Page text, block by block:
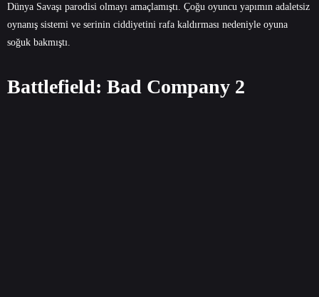
Dünya Savaşı parodisi olmayı amaçlamıştı. Çoğu oyuncu yapımın adaletsiz
oynanış sistemi ve serinin ciddiyetini rafa kaldırması nedeniyle oyuna
soğuk bakmıştı.
Battlefield: Bad Company 2